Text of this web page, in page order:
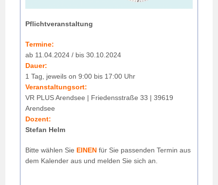
Pflichtveranstaltung
Termine:
ab 11.04.2024 / bis 30.10.2024
Dauer:
1 Tag, jeweils on 9:00 bis 17:00 Uhr
Veranstaltungsort:
VR PLUS Arendsee | Friedensstraße 33 | 39619
Arendsee
Dozent:
Stefan Helm
Bitte wählen Sie EINEN für Sie passenden Termin aus
dem Kalender aus und melden Sie sich an.